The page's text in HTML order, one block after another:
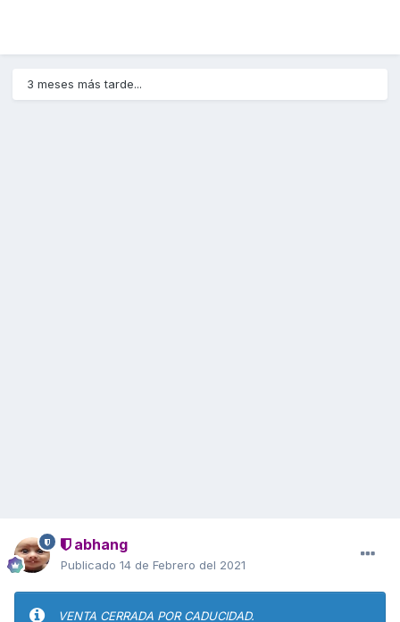
3 meses más tarde...
abhang
Publicado 14 de Febrero del 2021
VENTA CERRADA POR CADUCIDAD.